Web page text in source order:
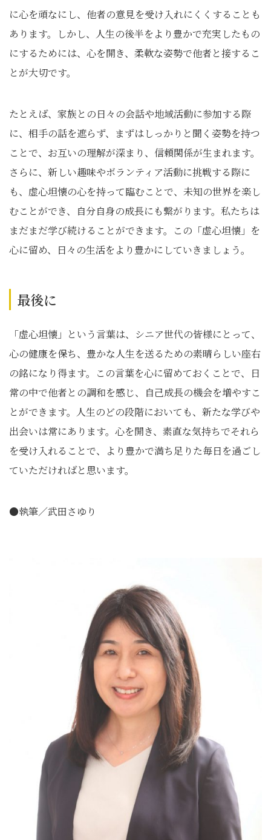
に心を頑なにし、他者の意見を受け入れにくくすることも
あります。しかし、人生の後半をより豊かで充実したもの
にするためには、心を開き、柔軟な姿勢で他者と接するこ
とが大切です。
たとえば、家族との日々の会話や地域活動に参加する際
に、相手の話を遮らず、まずはしっかりと聞く姿勢を持つ
ことで、お互いの理解が深まり、信頼関係が生まれます。
さらに、新しい趣味やボランティア活動に挑戦する際に
も、虚心坦懐の心を持って臨むことで、未知の世界を楽し
むことができ、自分自身の成長にも繋がります。私たちは
まだまだ学び続けることができます。この「虚心坦懐」を
心に留め、日々の生活をより豊かにしていきましょう。
最後に
「虚心坦懐」という言葉は、シニア世代の皆様にとって、
心の健康を保ち、豊かな人生を送るための素晴らしい座右
の銘になり得ます。この言葉を心に留めておくことで、日
常の中で他者との調和を感じ、自己成長の機会を増やすこ
とができます。人生のどの段階においても、新たな学びや
出会いは常にあります。心を開き、素直な気持ちでそれら
を受け入れることで、より豊かで満ち足りた毎日を過ごし
ていただければと思います。
●執筆／武田さゆり